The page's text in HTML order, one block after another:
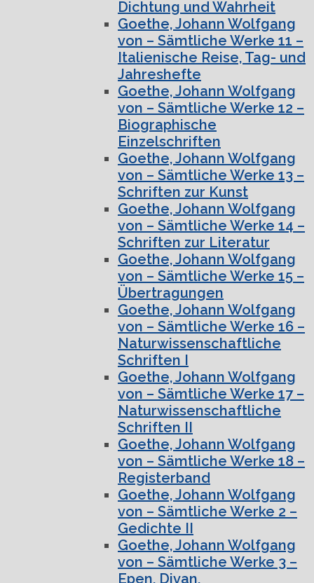
Dichtung und Wahrheit
Goethe, Johann Wolfgang
von – Sämtliche Werke 11 –
Italienische Reise, Tag- und
Jahreshefte
Goethe, Johann Wolfgang
von – Sämtliche Werke 12 –
Biographische
Einzelschriften
Goethe, Johann Wolfgang
von – Sämtliche Werke 13 –
Schriften zur Kunst
Goethe, Johann Wolfgang
von – Sämtliche Werke 14 –
Schriften zur Literatur
Goethe, Johann Wolfgang
von – Sämtliche Werke 15 –
Übertragungen
Goethe, Johann Wolfgang
von – Sämtliche Werke 16 –
Naturwissenschaftliche
Schriften I
Goethe, Johann Wolfgang
von – Sämtliche Werke 17 –
Naturwissenschaftliche
Schriften II
Goethe, Johann Wolfgang
von – Sämtliche Werke 18 –
Registerband
Goethe, Johann Wolfgang
von – Sämtliche Werke 2 –
Gedichte II
Goethe, Johann Wolfgang
von – Sämtliche Werke 3 –
Epen, Divan,